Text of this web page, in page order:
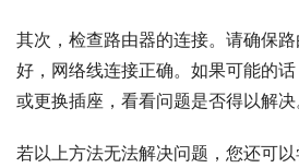
其次，检查路由器的连接。请确保
好，网络线连接正确。如果可能的
或更换插座，看看问题是否得以解决
若以上方法无法解决问题，您还可以